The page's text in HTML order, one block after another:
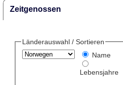
Zeitgenossen
Länderauswahl / Sortieren
Name
Lebensjahre